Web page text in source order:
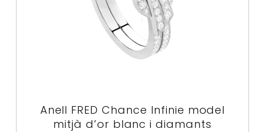
Anell FRED Chance Infinie model
mitjà d’or blanc i diamants